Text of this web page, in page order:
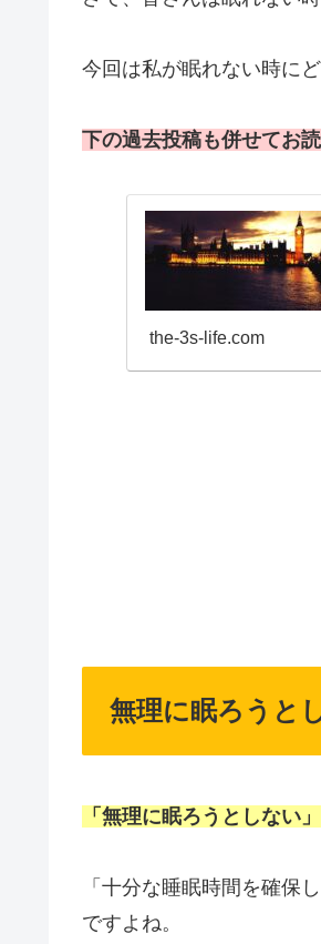
今回は私が眠れない時に
下の過去投稿も併せてお読
the-3s-life.com
無理に眠ろうと
「無理に眠ろうとしない」
「十分な睡眠時間を確保
ですよね。